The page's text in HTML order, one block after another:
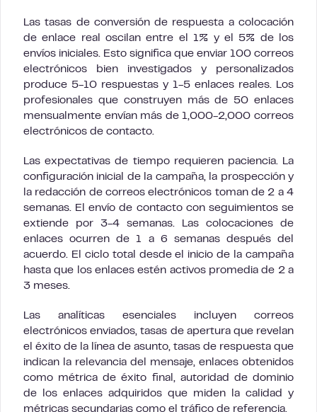
Las tasas de conversión de respuesta a colocación
de enlace real oscilan entre el 1% y el 5% de los
envíos iniciales. Esto significa que enviar 100 correos
electrónicos bien investigados y personalizados
produce 5-10 respuestas y 1-5 enlaces reales. Los
profesionales que construyen más de 50 enlaces
mensualmente envían más de 1,000-2,000 correos
electrónicos de contacto.
Las expectativas de tiempo requieren paciencia. La
configuración inicial de la campaña, la prospección y
la redacción de correos electrónicos toman de 2 a 4
semanas. El envío de contacto con seguimientos se
extiende por 3-4 semanas. Las colocaciones de
enlaces ocurren de 1 a 6 semanas después del
acuerdo. El ciclo total desde el inicio de la campaña
hasta que los enlaces estén activos promedia de 2 a
3 meses.
Las analíticas esenciales incluyen correos
electrónicos enviados, tasas de apertura que revelan
el éxito de la línea de asunto, tasas de respuesta que
indican la relevancia del mensaje, enlaces obtenidos
como métrica de éxito final, autoridad de dominio
de los enlaces adquiridos que miden la calidad y
métricas secundarias como el tráfico de referencia.